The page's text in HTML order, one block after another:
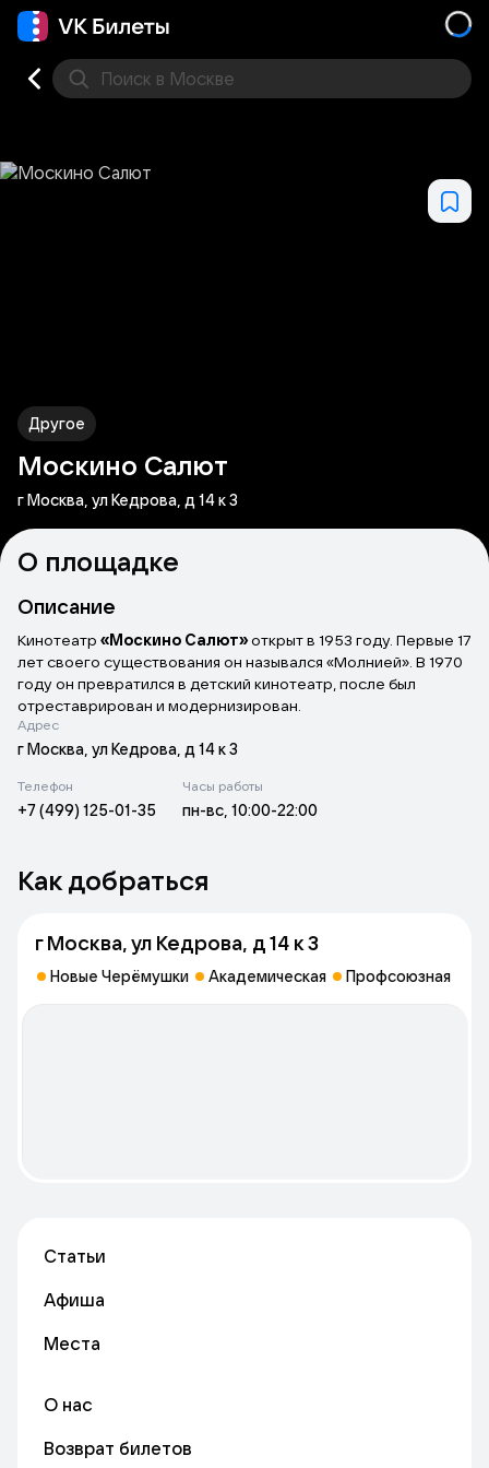
Поиск в Москве
Другое
Москино Салют
г Москва, ул Кедрова, д 14 к 3
О площадке
Описание
Кинотеатр «Москино Салют»открыт в 1953 году. Первые 17
лет своего существования он назывался «Молнией». В 1970
году он превратился в детский кинотеатр, после был
отреставрирован и модернизирован.
В репертуаре кинотеатра новинки российского и
русскими субтитрами. Проводятся премьеры,
кинофестивали, ретроспективы, программа «Московского
Адрес
г Москва, ул Кедрова, д 14 к 3
Телефон
+7 (499) 125-01-35
Часы работы
пн-вс, 10:00-22:00
Как добраться
г Москва, ул Кедрова, д 14 к 3
Новые Черёмушки Академическая Профсоюзная
Статьи
Афиша
Места
О нас
Возврат билетов